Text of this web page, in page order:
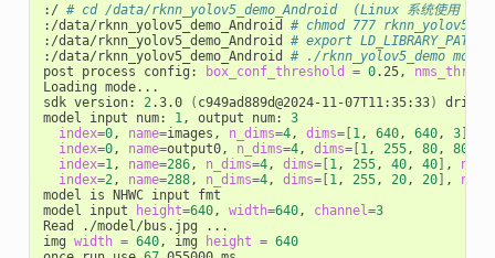
:/ # cd /data/rknn_yolov5_demo_Android  (Linux 系统使用
:/data/rknn_yolov5_demo_Android # chmod 777
:/data/rknn_yolov5_demo_Android # export
:/data/rknn_yolov5_demo_Android # ./rknn_yolov5_demo
post process config:
box_conf_threshold = 0.25,
Loading mode...
sdk version: 2.3.0 ( c949ad889d@2024-11-07T11:35:33)
model input num: 1, output num: 3
index=0, name=images, n_dims=4, dims=[ 1, 640, 640, 3]
index=0, name=output0, n_dims=4, dims=[ 1, 255, 80, 80
index=1, name=286, n_dims=4, dims=[ 1, 255, 40, 40] ,
index=2, name=288, n_dims=4, dims=[ 1, 255, 20, 20] ,
model is NHWC input fmt
model input
height=640, width=640, channel=3
Read ./model/bus.jpg ...
img width = 640, img height = 640